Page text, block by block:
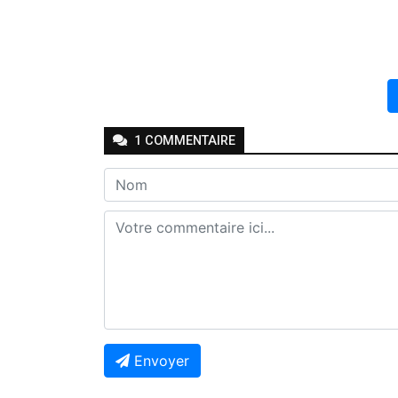
1 COMMENTAIRE
Envoyer